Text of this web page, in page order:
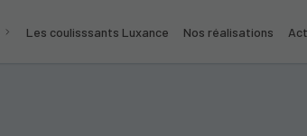
Les coulisssants Luxance Nos réalisations